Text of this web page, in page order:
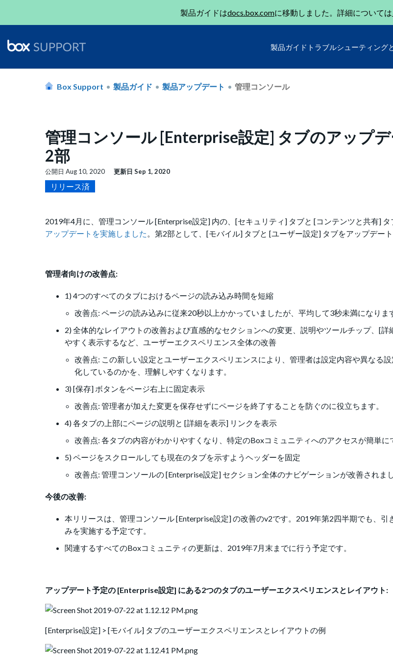
製品ガイドはdocs.box.comに移動しました。詳細については
製品ガイド トラブルシューティング
Box Support 製品ガイド 製品アップデート 管理コンソール
管理コンソール [Enterprise設定] タブのアップ
2部
公開日 Aug 10, 2020 更新日 Sep 1, 2020
リリース済
2019年4月に、管理コンソール [Enterprise設定] 内の、[セキュリティ] タブと [コンテンツと共有] タ
アップデートを実施しました 。第2部として、[モバイル] タブと [ユーザー設定] タブをアップデート
管理者向けの改善点:
1) 4つのすべてのタブにおけるページの読み込み時間を短縮
改善点: ページの読み込みに従来20秒以上かかっていましたが、平均して3秒未満になりま
2) 全体的なレイアウトの改善および直感的なセクションへの変更、説明やツールチップ、[詳
やすく表示するなど、ユーザーエクスペリエンス全体の改善
改善点: この新しい設定とユーザーエクスペリエンスにより、管理者は設定内容や異なる
化しているのかを、理解しやすくなります。
3) [保存] ボタンをページ右上に固定表示
改善点: 管理者が加えた変更を保存せずにページを終了することを防ぐのに役立ちます。
4) 各タブの上部にページの説明と [詳細を表示] リンクを表示
改善点: 各タブの内容がわかりやすくなり、特定のBoxコミュニティへのアクセスが簡単に
5) ページをスクロールしても現在のタブを示すようヘッダーを固定
改善点: 管理コンソールの [Enterprise設定] セクション全体のナビゲーションが改善されまし
今後の改善:
本リリースは、管理コンソール [Enterprise設定] の改善のv2です。2019年第2四半期でも、引
みを実施する予定です。
関連するすべてのBoxコミュニティの更新は、2019年7月末までに行う予定です。
アップデート予定の [Enterprise設定] にある2つのタブのユーザーエクスペリエンスとレイアウト:
[Enterprise設定] > [モバイル] タブのユーザーエクスペリエンスとレイアウトの例